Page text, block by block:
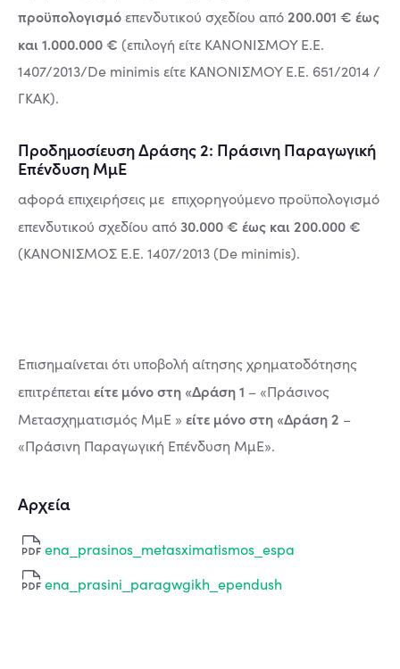
προϋπολογισμόεπενδυτικού σχεδίου από200.001 € έως
και 1.000.000 € (επιλογή είτε ΚΑΝΟΝΙΣΜΟΥ Ε.Ε.
1407/2013/De minimis είτε ΚΑΝΟΝΙΣΜΟΥ Ε.Ε. 651/2014 /
ΓΚΑΚ).
Προδημοσίευση Δράσης 2: Πράσινη Παραγωγική
Επένδυση ΜμΕ
αφορά επιχειρήσεις με επιχορηγούμενο προϋπολογισμό
επενδυτικού σχεδίου από30.000 € έως και 200.000 €
(ΚΑΝΟΝΙΣΜΟΣ Ε.Ε. 1407/2013 (De minimis).
Επισημαίνεται ότι υποβολή αίτησης χρηματοδότησης
επιτρέπεταιείτε μόνο στη «Δράση 1 – «Πράσινος
Μετασχηματισμός ΜμΕ » είτε μόνο στη «Δράση 2 –
«Πράσινη Παραγωγική Επένδυση ΜμΕ».
Αρχεία
ena_prasinos_metasximatismos_espa
ena_prasini_paragwgikh_ependush